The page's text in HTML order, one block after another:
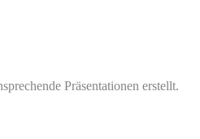
Präsentationen erstellt.